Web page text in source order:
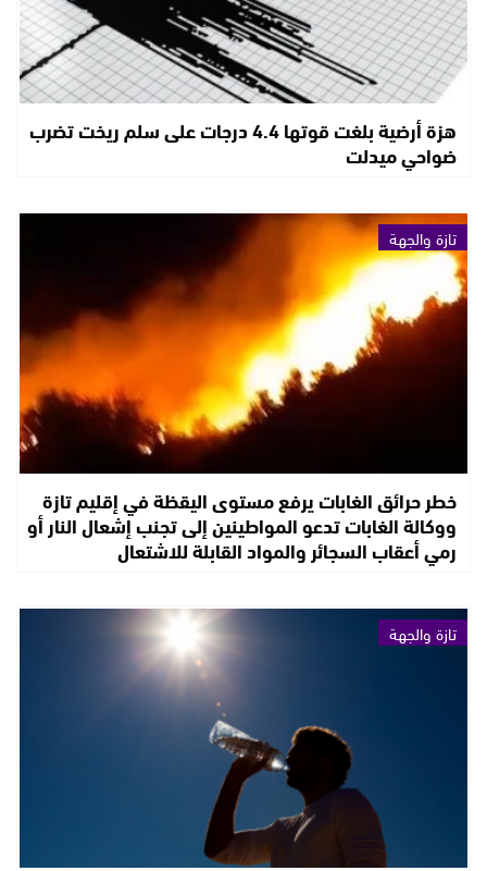
هزة أرضية بلغت قوتها 4.4 درجات على سلم ريخت تضرب
ضواحي ميدلت
تازة والجهة
خطر حرائق الغابات يرفع مستوى اليقظة في إقليم تازة
ووكالة الغابات تدعو المواطينين إلى تجنب إشعال النار أو
رمي أعقاب السجائر والمواد القابلة للاشتعال
تازة والجهة